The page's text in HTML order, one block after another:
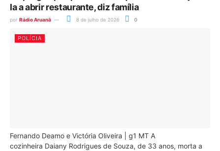
la a abrir restaurante, diz família
por Rádio Aruanã 8 de julho de 2026 0
POLÍCIA
Fernando Deamo e Victória Oliveira | g1 MT A
cozinheira Daiany Rodrigues de Souza, de 33 anos, morta a